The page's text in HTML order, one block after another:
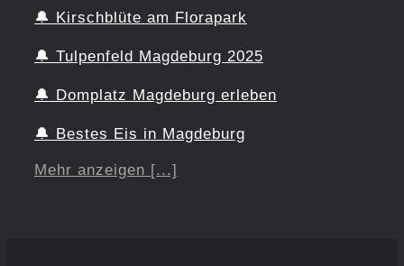
🔔 Kirschblüte am Florapark
🔔 Tulpenfeld Magdeburg 2025
🔔 Domplatz Magdeburg erleben
🔔 Bestes Eis in Magdeburg
Mehr anzeigen [...]